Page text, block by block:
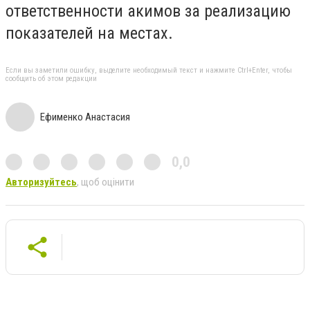
ответственности акимов за реализацию
показателей на местах.
Если вы заметили ошибку, выделите необходимый текст и нажмите Ctrl+Enter, чтобы
сообщить об этом редакции
Ефименко Анастасия
0,0
Авторизуйтесь, щоб оцінити